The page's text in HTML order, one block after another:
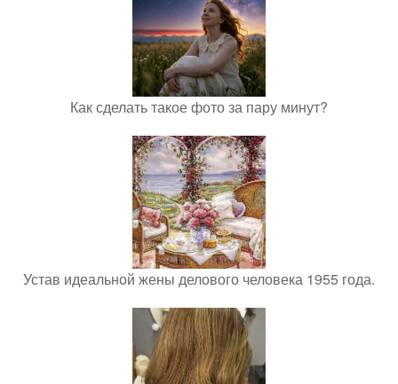
Как сделать такое фото за пару минут?
Устав идеальной жены делового человека 1955 года.